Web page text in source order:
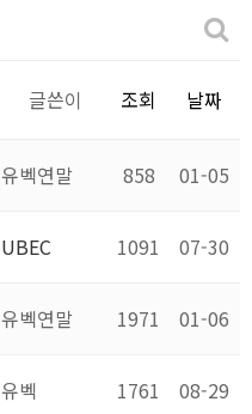
글쓴이 조회 날짜
유벡연말 858 01-05
UBEC 1091 07-30
유벡연말 1971 01-06
유벡 1761 08-29